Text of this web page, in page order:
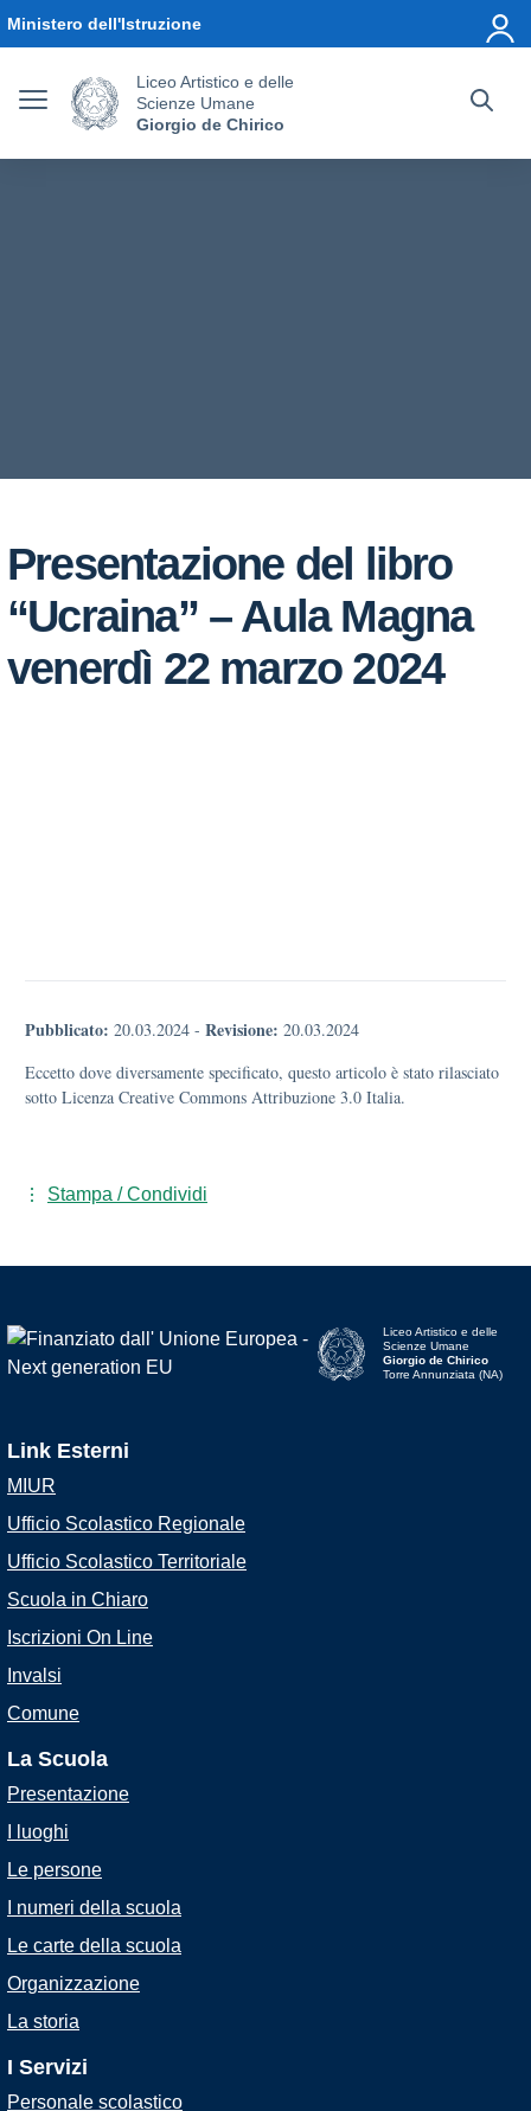
Ministero dell'Istruzione
Liceo Artistico e delle
Scienze Umane
Giorgio de Chirico
Presentazione del libro
“Ucraina” – Aula Magna
venerdì 22 marzo 2024
Pubblicato: 20.03.2024 - Revisione: 20.03.2024
Eccetto dove diversamente specificato, questo articolo è stato rilasciato
sotto Licenza Creative Commons Attribuzione 3.0 Italia.
Stampa / Condividi
Liceo Artistico e delle
Scienze Umane
Giorgio de Chirico
Torre Annunziata (NA)
Link Esterni
MIUR
Ufficio Scolastico Regionale
Ufficio Scolastico Territoriale
Scuola in Chiaro
Iscrizioni On Line
Invalsi
Comune
La Scuola
Presentazione
I luoghi
Le persone
I numeri della scuola
Le carte della scuola
Organizzazione
La storia
I Servizi
Personale scolastico